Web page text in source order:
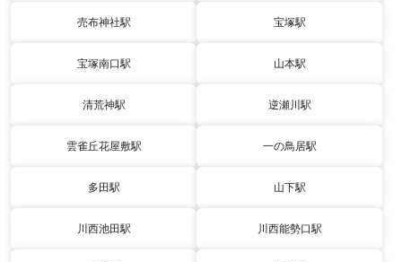
売布神社駅 宝塚駅
宝塚南口駅 山本駅
清荒神駅 逆瀬川駅
雲雀丘花屋敷駅 一の鳥居駅
多田駅 山下駅
川西池田駅 川西能勢口駅